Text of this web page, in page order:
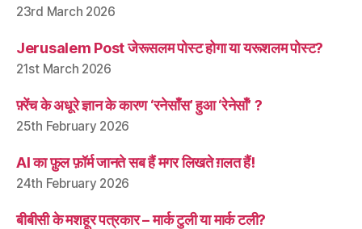
23rd March 2026
Jerusalem Post जेरूसलम पोस्ट होगा या यरूशलम पोस्ट?
21st March 2026
फ़्रेंच के अधूरे ज्ञान के कारण ‘रनेसाँस’ हुआ ‘रेनेसाँ’ ?
25th February 2026
AI का फ़ुल फ़ॉर्म जानते सब हैं मगर लिखते ग़लत हैं!
24th February 2026
बीबीसी के मशहूर पत्रकार – मार्क टुली या मार्क टली?